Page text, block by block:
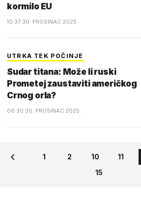
kormilo EU
10:37 30. PROSINAC 2025.
UTRKA TEK POČINJE
Sudar titana: Može li ruski
Prometej zaustaviti američkog
Crnog orla?
06:30 30. PROSINAC 2025.
1 2 10 11
15